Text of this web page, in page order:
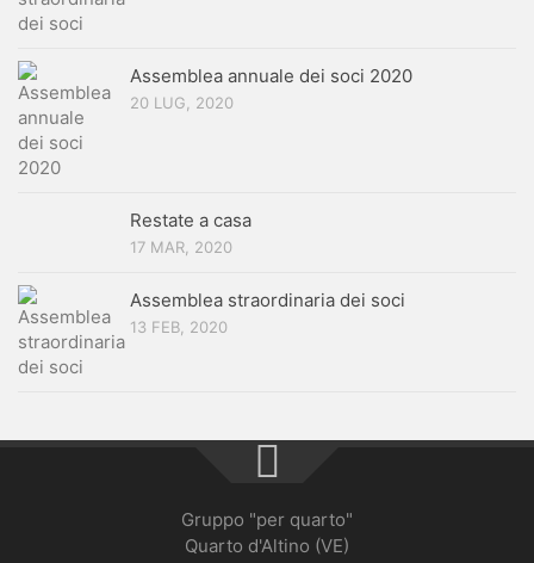
Assemblea annuale dei soci 2020
20 LUG, 2020
Restate a casa
17 MAR, 2020
Assemblea straordinaria dei soci
13 FEB, 2020
Gruppo "per quarto"
Quarto d'Altino (VE)